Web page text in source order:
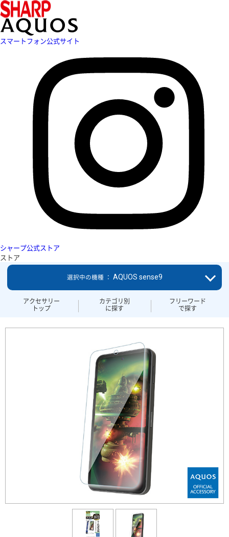
スマートフォン公式サイト
シャープ公式ストア
ストア
アクセサリー
トップ
カテゴリ別
に探す
フリーワード
で探す
選択中の機種 ： AQUOS sense9